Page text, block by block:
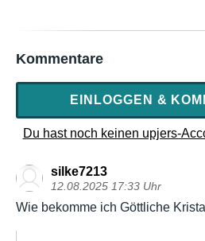
Kommentare
EINLOGGEN &
Du hast noch keinen upjers-
silke7213
12.08.2025 17:33 Uhr
Wie bekomme ich Göttliche